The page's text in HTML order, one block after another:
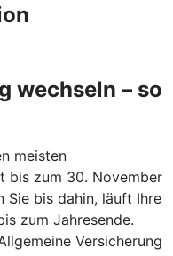
wechseln – so
meisten
bis zum 30. November
Sie bis dahin, läuft Ihre
zum Jahresende.
Versicherung